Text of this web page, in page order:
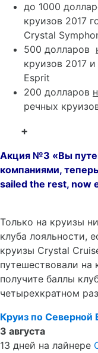
до 1000
круизов 2017
Crystal
500 долларов
круизов 2017
Esprit
200 долларов
речных
+
Акция №3 «Вы
компаниями,
sailed the rest, now
Только на круизы
клуба лояльности,
круизы Crystal
путешествовали на
получите баллы
четырехкратном
Круиз по Северной
3 августа
13 дней на лайнере